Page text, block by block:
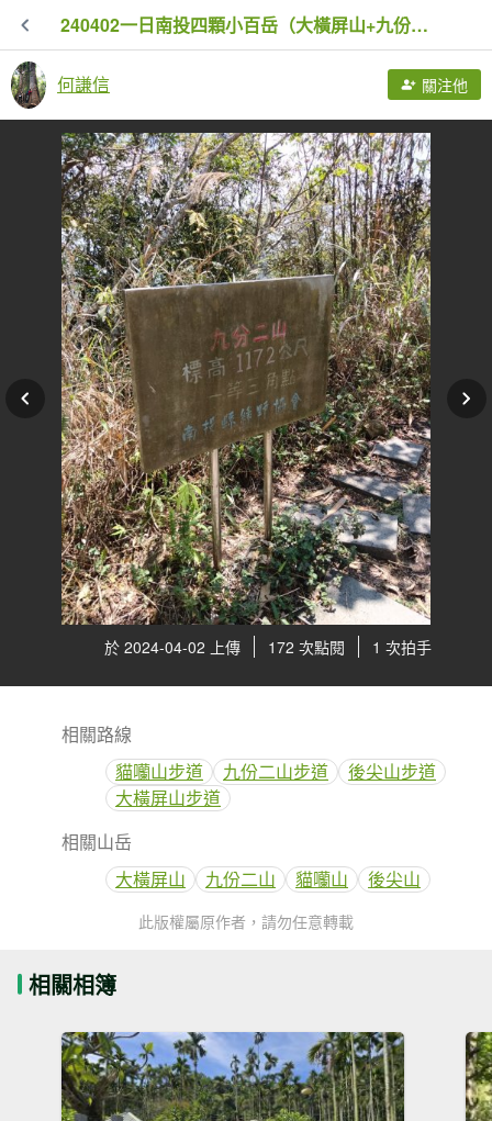
240402一日南投四顆小百岳（大橫屏山+九份二山+貓囒山+後尖山）
何謙信 關注他
於 2024-04-02 上傳 172 次點閱 1 次拍手
相關路線
貓囒山步道
九份二山步道
後尖山步道
大橫屏山步道
相關山岳
大橫屏山
九份二山 貓囒山 後尖山
此版權屬原作者，請勿任意轉載
相關相簿